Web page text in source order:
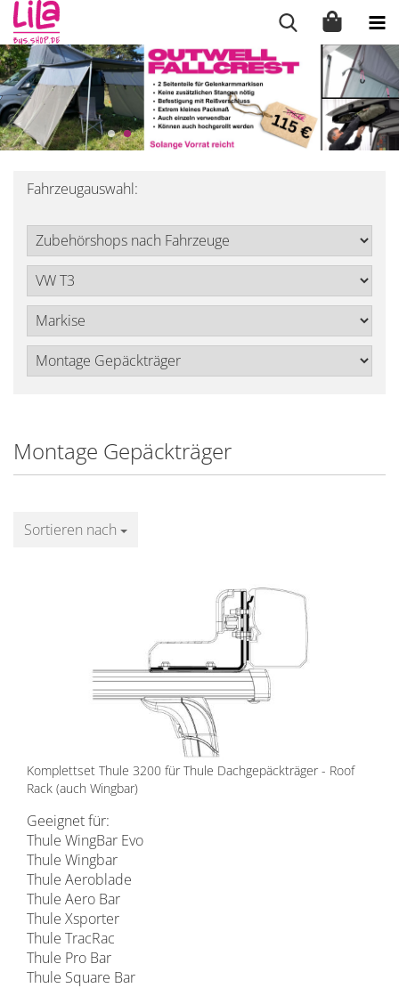
Fahrzeugauswahl:
Montage Gepäckträger
Sortieren nach
Sortieren nach
Komplettset Thule 3200 für Thule Dachgepäckträger - Roof
Rack (auch Wingbar)
Geeignet für:
Thule WingBar Evo
Thule Wingbar
Thule Aeroblade
Thule Aero Bar
Thule Xsporter
Thule TracRac
Thule Pro Bar
Thule Square Bar